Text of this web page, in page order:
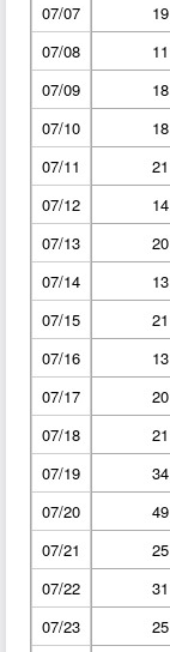
07/07
19
07/08
11
07/09
18
07/10
18
07/11
21
07/12
14
07/13
20
07/14
13
07/15
21
07/16
13
07/17
20
07/18
21
07/19
34
07/20
49
07/21
25
07/22
31
07/23
25